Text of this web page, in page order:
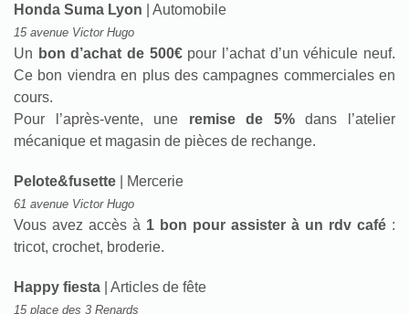
Honda Suma Lyon | Automobile
15 avenue Victor Hugo
Un bon d’achat de 500€pour l’achat d’un véhicule neuf.
Ce bon viendra en plus des campagnes commerciales en
cours.
Pour l’après-vente, une remise de 5%dans l’atelier
mécanique et magasin de pièces de rechange.
Pelote&fusette | Mercerie
61 avenue Victor Hugo
Vous avez accès à 1 bon pour assister à un rdv café :
tricot, crochet, broderie.
Happy fiesta | Articles de fête
15 place des 3 Renards